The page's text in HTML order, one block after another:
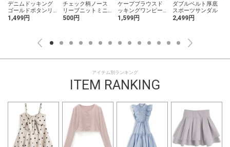
デニムドッキング
ゴールドボタンリ
ブニットトップス
1,499円
チェック柄ノース
リーブニットミニ
ワンピース
500円
ケープブラウスド
ッキングワンピー
ス1,599円
ダブルベルト厚底
スポーツサンダル
2,499円
アイテム別ランキング
ITEM RANKING